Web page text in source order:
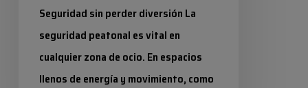
Seguridad sin perder diversión La
seguridad peatonal es vital en
cualquier zona de ocio. En espacios
llenos de energía y movimiento, como